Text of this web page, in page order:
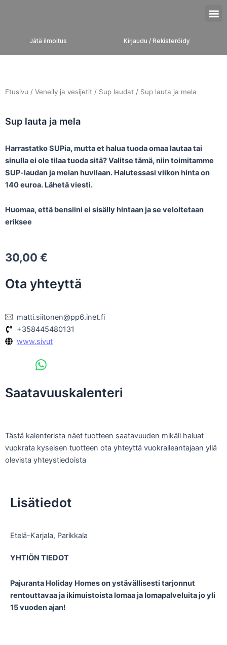
Jätä ilmoitus Kirjaudu / Rekisteröidy
Etusivu / Veneily ja vesijetit / Sup laudat / Sup lauta ja mela
Sup lauta ja mela
Harrastatko SUPia, mutta et halua tuoda omaa lautaa tai
sinulla ei ole tilaa tuoda sitä? Valitse tämä, niin toimitamme
SUP-laudan ja melan huvilaan. Halutessasi viikon hinta on
140 euroa. Lähetä viesti.
Huomaa, että bensiini ei sisälly hintaan ja se veloitetaan
eriksee
30,00 €
Ota yhteyttä
matti.siitonen@pp6.inet.fi
+358445480131
www.sivut
Saatavuuskalenteri
Tästä kalenterista näet tuotteen saatavuuden mikäli haluat
vuokrata kyseisen tuotteen ota yhteyttä vuokralleantajaan yllä
olevista yhteystiedoista
Lisätiedot
Etelä-Karjala, Parikkala
YHTIÖN TIEDOT
Pajuranta Holiday Homes on ystävällisesti tarjonnut
rentouttavaa ja ikimuistoista lomaa ja lomapalveluita jo yli
15 vuoden ajan!